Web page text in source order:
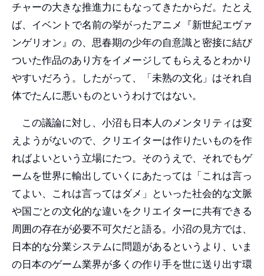
チャーの大きな推進力にもなってきたからだ。たとえ
ば、イベントで名前の挙がったアニメ『新世紀エヴァ
ンゲリオン』の、思春期の少年の自意識と密接に結び
ついた作品のあり方をイメージしてもらえるとわかり
やすいだろう。したがって、「未熟の文化」はそれ自
体でたんに悪いものというわけではない。
この議論に対し、小沼も日本人のメンタリティは変
えようがないので、クリエイターは作りたいものを作
ればよいという立場にたつ。そのうえで、それでもゲ
ームを世界に輸出していくにあたっては「これは言っ
てよい、これは言ってはダメ」といった社会的な文脈
や国ごとの文化的な違いをクリエイターに共有できる
周囲の存在が必要不可欠だと語る。小沼の見方では、
日本的な分業システムに問題があるというより、いま
の日本のゲーム業界が多くの作り手を世に送り出す環